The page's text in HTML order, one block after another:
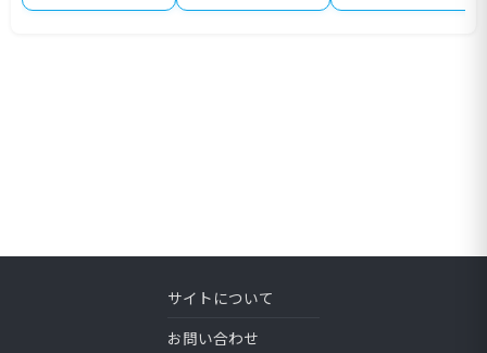
サイトについて
お問い合わせ